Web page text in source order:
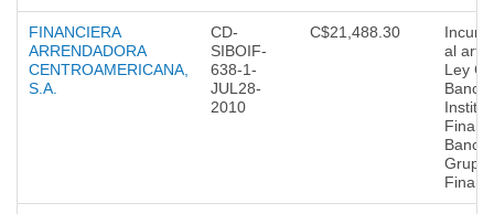
FINANCIERA
ARRENDADORA
CENTROAMERICANA,
S.A.
CD-
SIBOIF-
638-1-
JUL28-
2010
C$21,488.30
al
Ley